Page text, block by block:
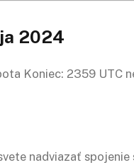
2024
Koniec: 2359 UTC
nadviazať spojenie